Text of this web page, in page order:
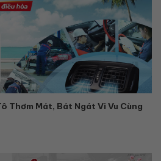
Thơm Mát, Bát Ngát Vi Vu Cùng